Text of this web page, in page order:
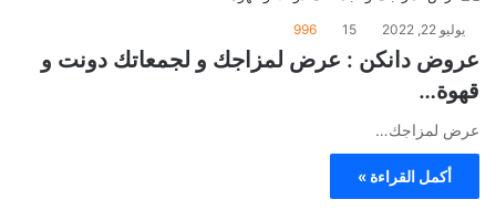
يوليو 22, 2022 15
996
عروض دانكن : عرض لمزاجك و لجمعاتك دونت و
قهوة…
عرض لمزاجك…
أكمل القراءة »